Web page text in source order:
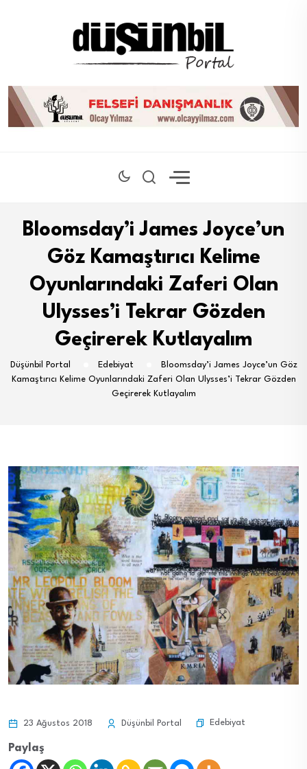
Bloomsday’i James Joyce’un
Göz Kamaştırıcı Kelime
Oyunlarındaki Zaferi Olan
Ulysses’i Tekrar Gözden
Geçirerek Kutlayalım
Düşünbil Portal Edebiyat
Bloomsday’i James Joyce’un Göz
Kamaştırıcı Kelime Oyunlarındaki Zaferi Olan Ulysses’i Tekrar Gözden
Geçirerek Kutlayalım
23 Ağustos 2018 Düşünbil Portal Edebiyat
Paylaş